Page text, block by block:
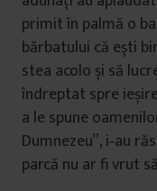
primit în palmă o
bărbatului că ești
stea acolo și să
îndreptat spre
a le spune
Dumnezeu”, i‑au
parcă nu ar fi vrut